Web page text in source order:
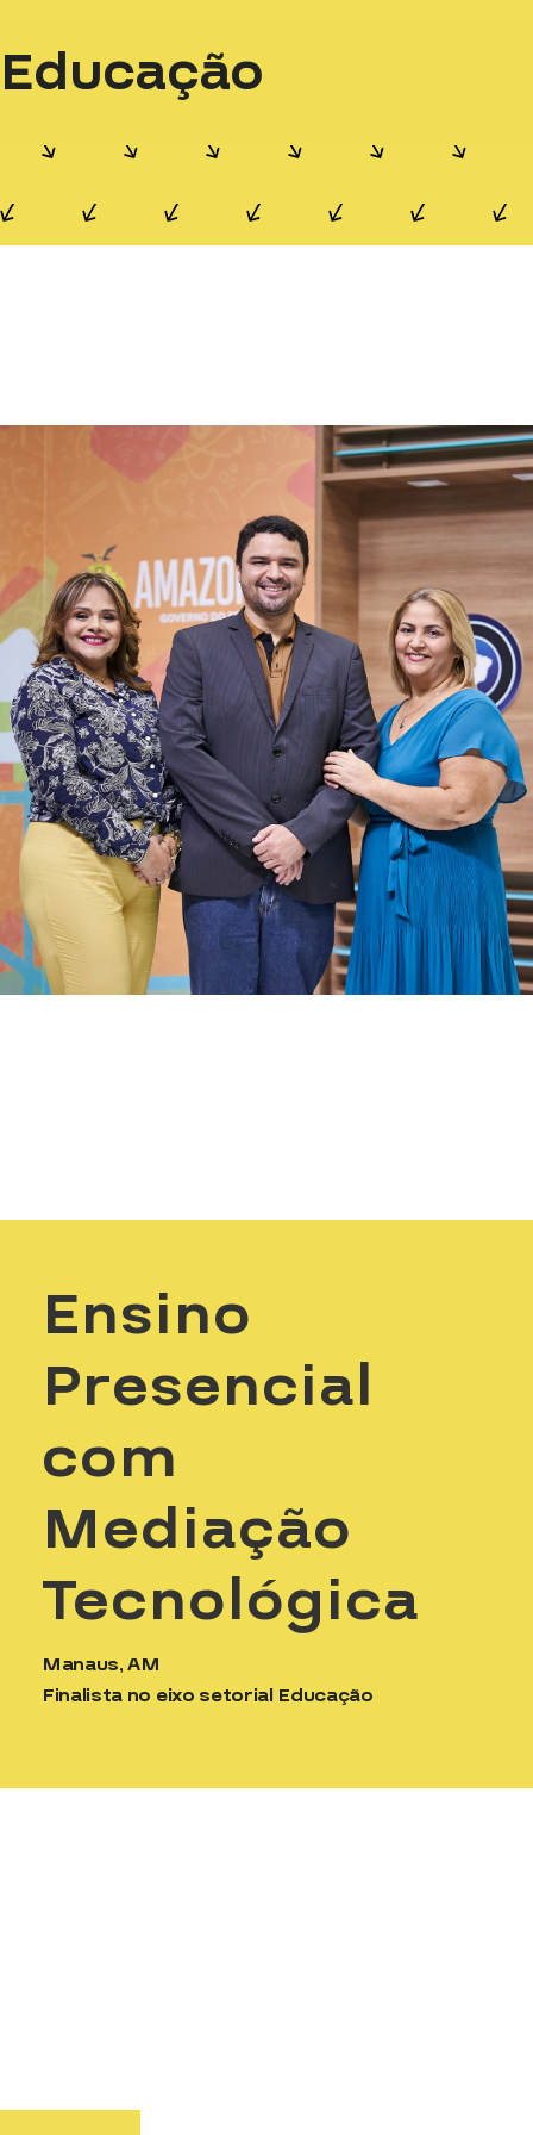
Educação
Ensino
Presencial
com
Mediação
Tecnológica
Manaus, AM
Finalista no eixo setorial Educação